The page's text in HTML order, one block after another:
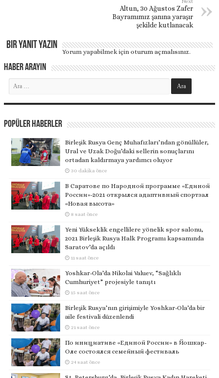
Next
Altun, 30 Ağustos Zafer
Bayramımız şanına yaraşır
şekilde kutlanacak
Bir yanıt yazın
Yorum yapabilmek içinoturum açmalısınız.
Haber Arayın
Popüler Haberler
Birleşik Rusya Genç Muhafızları’ndan gönüllüler,
Ural ve Uzak Doğu’daki sellerin sonuçlarını
ortadan kaldırmaya yardımcı oluyor
30 dakika önce
В Саратове по Народной программе «Единой
России»-2021 открылся адаптивный спортзал
«Новая высота»
8 saat önce
Yeni Yükseklik engellilere yönelik spor salonu,
2021 Birleşik Rusya Halk Programı kapsamında
Saratov’da açıldı
11 saat önce
Yoshkar-Ola’da Nikolai Valuev, “Sağlıklı
Cumhuriyet” projesiyle tanıştı
15 saat önce
Birleşik Rusya’nın girişimiyle Yoshkar-Ola’da bir
aile festivali düzenlendi
21 saat önce
По инициативе «Единой России» в Йошкар-
Оле состоялся семейный фестиваль
24 saat önce